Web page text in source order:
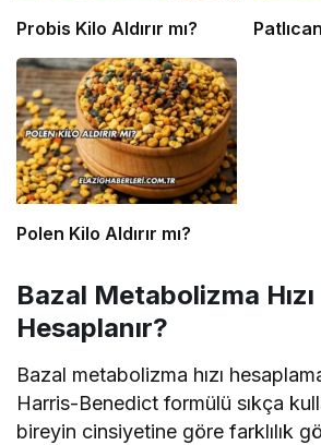
Probis Kilo Aldırır mı?
Polen Kilo Aldırır mı?
Bazal Metabolizma Hızı
Hesaplanır?
Bazal metabolizma hızı
Harris-Benedict formülü sıkça
bireyin cinsiyetine göre farklılık